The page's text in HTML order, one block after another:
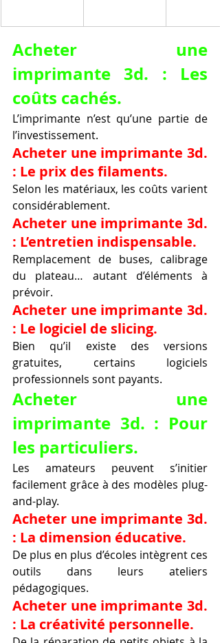
Acheter une
imprimante 3d. : Les
coûts cachés.
L’imprimante n’est qu’une partie de
l’investissement.
Acheter une imprimante 3d.
: Le prix des filaments.
Selon les matériaux, les coûts varient
considérablement.
Acheter une imprimante 3d.
: L’entretien indispensable.
Remplacement de buses, calibrage
du plateau… autant d’éléments à
prévoir.
Acheter une imprimante 3d.
: Le logiciel de slicing.
Bien qu’il existe des versions
gratuites, certains logiciels
professionnels sont payants.
Acheter une
imprimante 3d. : Pour
les particuliers.
Les amateurs peuvent s’initier
facilement grâce à des modèles plug-
and-play.
Acheter une imprimante 3d.
: La dimension éducative.
De plus en plus d’écoles intègrent ces
outils dans leurs ateliers
pédagogiques.
Acheter une imprimante 3d.
: La créativité personnelle.